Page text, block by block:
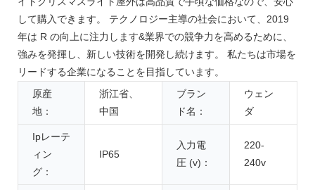
して購入できます。 テクノロジー主導の社会において、2019
年は R の向上に注力します&業界での競争力を高めるために、
強みを発揮し、新しい技術を開発し続けます。 私たちは市場を
リードする企業になることを目指しています。
原産
地：
浙江省、
中国
ブラン
ド名：
ウェン
ダ
Ipレーテ
ィン
グ：
IP65
入力電
圧 (v)：
220-
240v